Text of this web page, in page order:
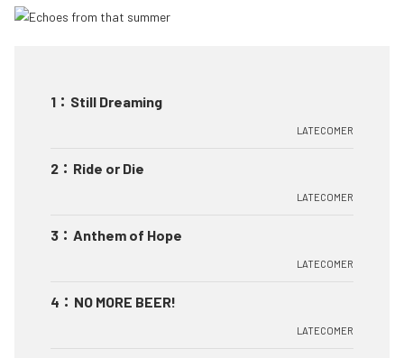
1 ： Still Dreaming
LATECOMER
2 ： Ride or Die
LATECOMER
3 ： Anthem of Hope
LATECOMER
4 ： NO MORE BEER!
LATECOMER